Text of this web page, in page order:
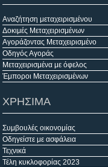
Αναζήτηση μεταχειρισμένου
Δοκιμές Μεταχειρισμένων
Αγοράζοντας Μεταχειρισμένο
Οδηγός Αγοράς
Μεταχειρισμένα με όφελος
Έμποροι Μεταχειρισμένων
ΧΡΗΣΙΜΑ
Συμβουλές οικονομίας
Οδηγείστε με ασφάλεια
Τεχνικά
Τέλη κυκλοφορίας 2023